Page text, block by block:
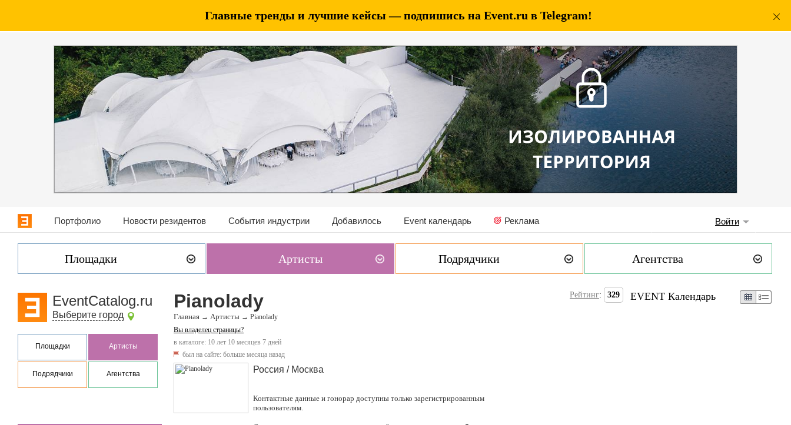
Главные тренды и лучшие кейсы — подпишись на Event.ru в Telegram!
Портфолио Новости резидентов События индустрии Добавилось Event календарь Реклама Войти
Площадки Артисты Подрядчики Агентства
EventCatalog.ru
Выберите город
Площадки Артисты
Подрядчики Агентства
Pianolady
Главная → Артисты → Pianolady
Вы владелец страницы?
в каталоге: 10 лет 10 месяцев 7 дней
был на сайте: больше месяца назад
Рейтинг: 329
Россия / Москва
Контактные данные и гонорар доступны только зарегистрированным
пользователям.
EVENT Календарь